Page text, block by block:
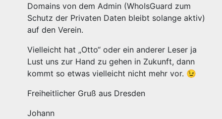
Domains von dem Admin (WhoIsGuard zum
Schutz der Privaten Daten bleibt solange aktiv)
auf den Verein.
Vielleicht hat „Otto“ oder ein anderer Leser ja
Lust uns zur Hand zu gehen in Zukunft, dann
kommt so etwas vielleicht nicht mehr vor. 😉
Freiheitlicher Gruß aus Dresden
Johann